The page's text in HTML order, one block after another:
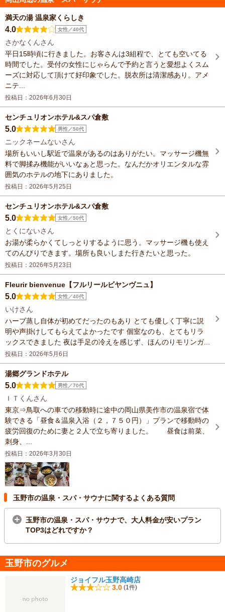
満天の湯 温泉家くらしき
4.0 女性／40代
さかなくんさん
平日15時頃に行きました。お客さんは3組程で、とても空いてる
時間でした。受付の女性にじゃらんで予約と言うと愛想よくスム
ーズに対応して頂けて好印象でした。脱衣所は清潔感あり。アメ
ニテ...
投稿日：2026年6月30日
センチュリオンホテル&スパ倉敷
5.0 男性／50代
ニックネームないさん
場所もいいし駅近で温泉があるのはありがたい。マッサージ機無
料で脚揉み機能がいいなぁと思った。なんだかオリエンタルな雰
囲気のホテルの地下にありました。
投稿日：2026年5月25日
センチュリオンホテル&スパ倉敷
5.0 女性／50代
とくにないさん
お湯が柔らかくてしっとりするように思う。マッサージ機も使え
てのんびりできます。場所も良いしまた行きたいと思った。
投稿日：2026年5月23日
Fleurir bienvenue【フルリールビヤンヴニュ】
5.0 女性／40代
いけさん
ハーブ蒸し自体が初めてだったのもあり とても優しく丁寧に説
明や声掛けしてもらえてよかったです 個室なのも、とてもリラ
ックスできました 夜は手足の冷えを感じず、ほんのりモリンガ...
投稿日：2026年5月6日
湯郷グランドホテル
5.0 男性／70代
ＩＴくんさん
東京⇒鳥取への車での移動時に途中の岡山県美作市の温泉宿で体
験できる「昼食＆温泉入浴（２，７５０円）」プランで移動時の
疲労回復のために妻と２人で立ち寄りました。 昼食は前菜、
刺身、...
投稿日：2026年3月30日
玉野市の温泉・スパ・サウナに関するよくある質問
玉野市の温泉・スパ・サウナで、大人料金が安いプラン
TOP3はどれですか？
玉野市のグルメ
ジョイフル玉野高崎店
3.0 (1件)